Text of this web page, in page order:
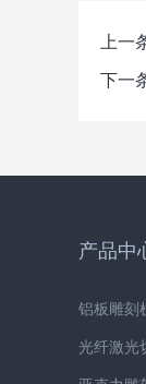
上一
下一
产品中
铝板雕刻
光纤激光